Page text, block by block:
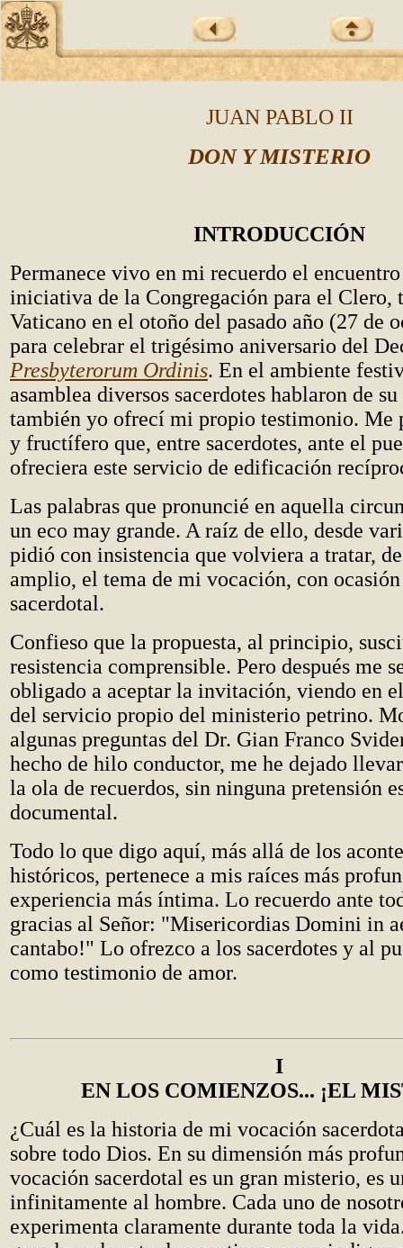
JUAN PABLO II
DON Y MISTERIO
INTRODUCCIÓN
Permanece vivo en mi recuerdo el
iniciativa de la Congregación para el Clero,
Vaticano en el otoño del pasado año (27 de
para celebrar el trigésimo aniversario del
Presbyterorum Ordinis. En el ambiente
asamblea diversos sacerdotes hablaron de
también yo ofrecí mi propio testimonio. Me
y fructífero que, entre sacerdotes, ante el
ofreciera este servicio de edificación
Las palabras que pronuncié en aquella
un eco may grande. A raíz de ello, desde
pidió con insistencia que volviera a tratar,
amplio, el tema de mi vocación, con
sacerdotal.
Confieso que la propuesta, al principio,
resistencia comprensible. Pero después me
obligado a aceptar la invitación, viendo en
del servicio propio del ministerio petrino.
algunas preguntas del Dr. Gian Franco
hecho de hilo conductor, me he dejado
la ola de recuerdos, sin ninguna pretensión
documental.
Todo lo que digo aquí, más allá de los
históricos, pertenece a mis raíces más
experiencia más íntima. Lo recuerdo ante
gracias al Señor: "Misericordias Domini in
cantabo!" Lo ofrezco a los sacerdotes y al
como testimonio de amor.
I
EN LOS COMIENZOS... ¡EL
¿Cuál es la historia de mi vocación
sobre todo Dios. En su dimensión más
vocación sacerdotal es un gran misterio, es
infinitamente al hombre. Cada uno de
experimenta claramente durante toda la